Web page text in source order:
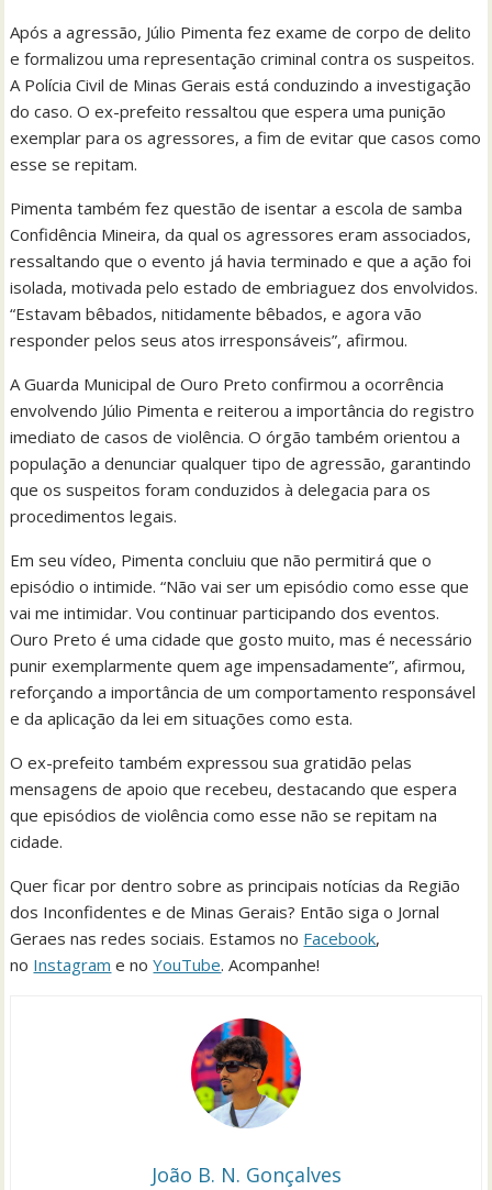
Após a agressão, Júlio Pimenta fez exame de corpo de delito
e formalizou uma representação criminal contra os suspeitos.
A Polícia Civil de Minas Gerais está conduzindo a investigação
do caso. O ex-prefeito ressaltou que espera uma punição
exemplar para os agressores, a fim de evitar que casos como
esse se repitam.
Pimenta também fez questão de isentar a escola de samba
Confidência Mineira, da qual os agressores eram associados,
ressaltando que o evento já havia terminado e que a ação foi
isolada, motivada pelo estado de embriaguez dos envolvidos.
“Estavam bêbados, nitidamente bêbados, e agora vão
responder pelos seus atos irresponsáveis”, afirmou.
A Guarda Municipal de Ouro Preto confirmou a ocorrência
envolvendo Júlio Pimenta e reiterou a importância do registro
imediato de casos de violência. O órgão também orientou a
população a denunciar qualquer tipo de agressão, garantindo
que os suspeitos foram conduzidos à delegacia para os
procedimentos legais.
Em seu vídeo, Pimenta concluiu que não permitirá que o
episódio o intimide. “Não vai ser um episódio como esse que
vai me intimidar. Vou continuar participando dos eventos.
Ouro Preto é uma cidade que gosto muito, mas é necessário
punir exemplarmente quem age impensadamente”, afirmou,
reforçando a importância de um comportamento responsável
e da aplicação da lei em situações como esta.
O ex-prefeito também expressou sua gratidão pelas
mensagens de apoio que recebeu, destacando que espera
que episódios de violência como esse não se repitam na
cidade.
Quer ficar por dentro sobre as principais notícias da Região
dos Inconfidentes e de Minas Gerais? Então siga o Jornal
Geraes nas redes sociais. Estamos no Facebook,
no Instagram e noYouTube. Acompanhe!
João B. N. Gonçalves